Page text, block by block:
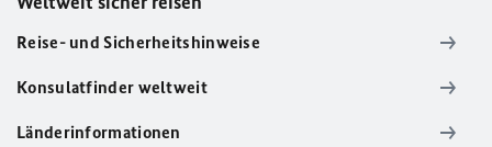
Reise- und Sicherheitshinweise
Konsulatfinder weltweit
Länderinformationen